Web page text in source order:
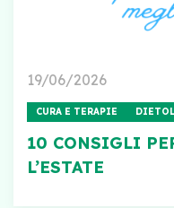
19/06/2026
CURA E TERAPIE
10 CONSIGLI
L’ESTATE